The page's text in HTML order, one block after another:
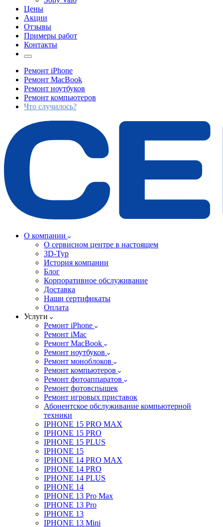
Цены
Акции
Отзывы
Примеры работ
Контакты
Ремонт iPhone
Ремонт MacBook
Ремонт ноутбуков
Ремонт компьютеров
Что случилось?
О компании
О сервисном центре в настоящем
3D-Тур
История компании
Блог
Корпоративное обслуживание
Доставка
Наши сертификаты
Оплата
Услуги
Ремонт iPhone
Ремонт iMac
Ремонт MacBook
Ремонт ноутбуков
Ремонт моноблоков
Ремонт компьютеров
Ремонт фотоаппаратов
Ремонт фотовспышек
Ремонт игровых приставок
Абонентское обслуживание компьютерной
техники
IPHONE 15 PRO MAX
IPHONE 15 PRO
IPHONE 15 PLUS
IPHONE 15
IPHONE 14 PRO MAX
IPHONE 14 PRO
IPHONE 14 PLUS
IPHONE 14
IPHONE 13 Pro Max
IPHONE 13 Pro
IPHONE 13
IPHONE 13 Mini